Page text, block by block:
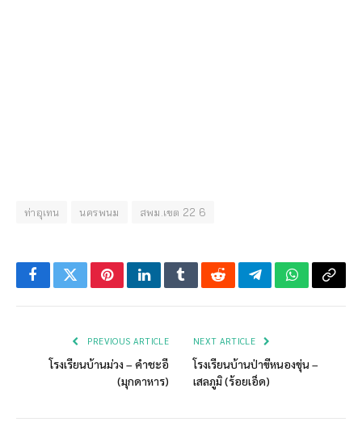
ท่าอุเทน นครพนม สพม.เขต 22 6
FacebookTwitterPinterestLinkedInTumblrRedditTelegramWhatsApp
Copy
PREVIOUS ARTICLE
โรงเรียนบ้านม่วง – คำชะอี
(มุกดาหาร)
NEXT ARTICLE
โรงเรียนบ้านป่าขีหนองขุ่น –
เสลภูมิ (ร้อยเอ็ด)